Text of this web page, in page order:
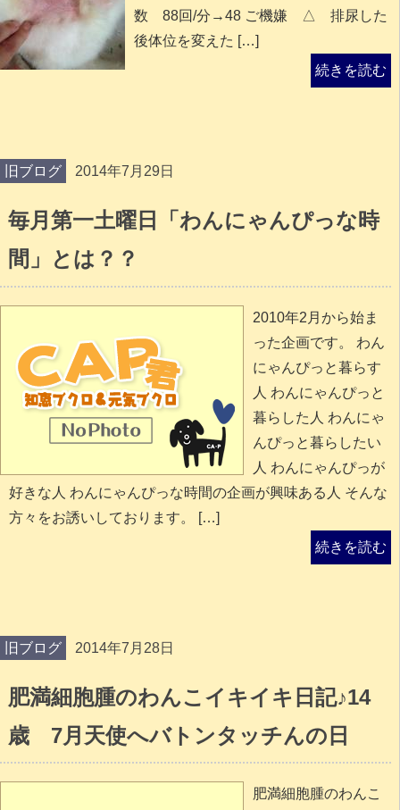
数 88回/分→48 ご機嫌 △ 排尿した
後体位を変えた […]
続きを読む
旧ブログ 2014年7月29日
毎月第一土曜日「わんにゃんぴっな時
間」とは？？
2010年2月から始ま
った企画です。 わん
にゃんぴっと暮らす
人 わんにゃんぴっと
暮らした人 わんにゃ
んぴっと暮らしたい
人 わんにゃんぴっが
好きな人 わんにゃんぴっな時間の企画が興味ある人 そんな
方々をお誘いしております。 […]
続きを読む
旧ブログ 2014年7月28日
肥満細胞腫のわんこイキイキ日記♪14
歳 7月天使へバトンタッチんの日
肥満細胞腫のわんこ